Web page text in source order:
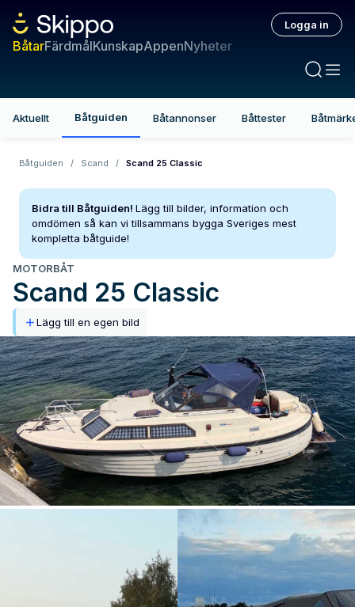
BåtarFärdmålKunskapAppenNyheter
Logga in
Aktuellt Båtguiden Båtannonser Båttester
Båtguiden / Scand / Scand 25 Classic
Bidra till Båtguiden! Lägg till bilder, information och
omdömen så kan vi tillsammans bygga Sveriges mest
kompletta båtguide!
MOTORBÅT
Scand 25 Classic
Lägg till en egen bild